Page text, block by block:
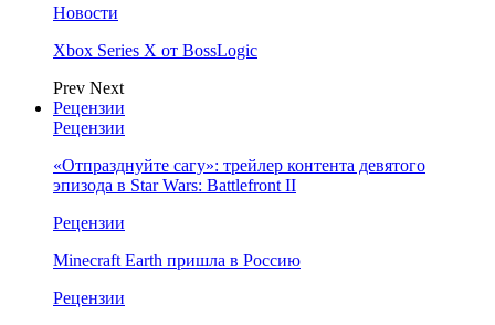
Новости
Xbox Series X от BossLogic
Prev Next
Рецензии
Рецензии
«Отпразднуйте сагу»: трейлер контента девятого
эпизода в Star Wars: Battlefront II
Рецензии
Minecraft Earth пришла в Россию
Рецензии